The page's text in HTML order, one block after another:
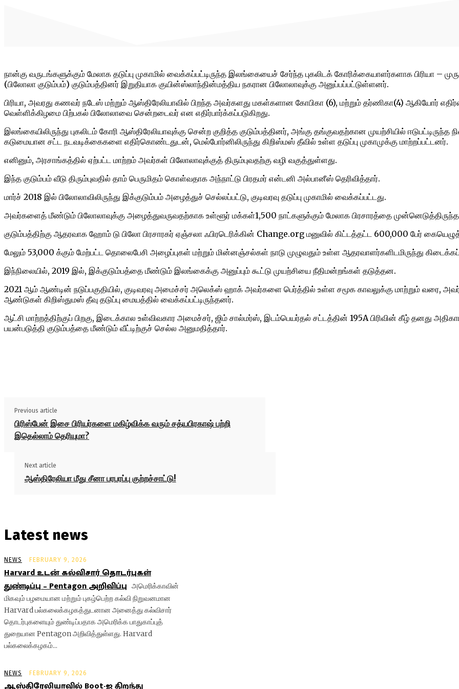
நான்கு வருடங்களுக்கும் மேலாக தடுப்பு முகாமில் வைக்கப்பட்டிருந்த இலங்கையைச் சேர்ந்த புகலிடக் கோரிக்கையாளர்களாக பிரியா –
(பிலோலா குடும்பம்) குடும்பத்தினர் இறுதியாக குயின்ஸ்லாந்தின்மத்திய நகரான பிலோலாவுக்கு அனுப்பப்பட்டுள்ளனர்.
பிரியா, அவரது கணவர் நடேஸ் மற்றும் ஆஸ்திரேலியாவில் பிறந்த அவர்களது மகள்களான கோபிகா (6), மற்றும் தர்ணிகா(4) ஆகியோர்
வெள்ளிக்கிழமை பிற்பகல் பிலோலாவை சென்றடைவர் என எதிர்பார்க்கப்படுகிறது.
இலங்கையிலிருந்து புகலிடம் கோரி ஆஸ்திரேலியாவுக்கு சென்ற குறித்த குடும்பத்தினர், அங்கு தங்குவதற்கான முயற்சியில் ஈடுபட்டிருந்த
கடுமையான சட்ட நடவடிக்கைகளை எதிர்கொண்டதுடன், மெல்போர்னிலிருந்து கிறிஸ்மஸ் தீவில் உள்ள தடுப்பு முகாமுக்கு மாற்றப்பட்டனர்.
எனினும், அரசாங்கத்தில் ஏற்பட்ட மாற்றம் அவர்கள் பிலோலாவுக்குத் திரும்புவதற்கு வழி வகுத்துள்ளது.
இந்த குடும்பம் வீடு திரும்புவதில் தாம் பெருமிதம் கொள்வதாக அந்நாட்டு பிரதமர் என்டனி அல்பானீஸ் தெரிவித்தார்.
மார்ச் 2018 இல் பிலோலாவிலிருந்து இக்குடும்பம் அழைத்துச் செல்லப்பட்டு, குடிவரவு தடுப்பு முகாமில் வைக்கப்பட்டது.
அவர்களைத் மீண்டும் பிலோலாவுக்கு அழைத்துவருவதற்காக உள்ளூர் மக்கள்1,500 நாட்களுக்கும் மேலாக பிரசாரத்தை
குடும்பத்திற்கு ஆதரவாக ஹோம் டு பிலோ பிரசாரகர் ஏஞ்சலா ஃபிரடெரிக்கின் Change.org மனுவில் கிட்டத்தட்ட 600,000 பேர்
மேலும் 53,000 க்கும் மேற்பட்ட தொலைபேசி அழைப்புகள் மற்றும் மின்னஞ்சல்கள் நாடு முழுவதும் உள்ள ஆதரவாளர்களிடமிருந்து
இந்நிலையில், 2019 இல், இக்குடும்பத்தை மீண்டும் இலங்கைக்கு அனுப்பும் கூட்டு முயற்சியை நீதிமன்றங்கள் தடுத்தன.
2021 ஆம் ஆண்டின் நடுப்பகுதியில், குடிவரவு அமைச்சர் அலெக்ஸ் ஹாக் அவர்களை பெர்த்தில் உள்ள சமூக காவலுக்கு மாற்றும் வரை,
ஆண்டுகள் கிறிஸ்துமஸ் தீவு தடுப்பு மையத்தில் வைக்கப்பட்டிருந்தனர்.
ஆட்சி மாற்றத்திற்குப் பிறகு, இடைக்கால உள்விவகார அமைச்சர், ஜிம் சால்மர்ஸ், இடம்பெயர்தல் சட்டத்தின் 195A பிரிவின் கீழ் தனது
பயன்படுத்தி குடும்பத்தை மீண்டும் வீட்டிற்குச் செல்ல அனுமதித்தார்.
Previous article
பிரிஸ்பேன் இசை பிரியர்களை மகிழ்விக்க வரும் சத்யபிரகாஷ் பற்றி
இதெல்லாம் தெரியுமா?
Next article
ஆஸ்திரேலியா மீது சீனா பரபரப்பு குற்றச்சாட்டு!
Latest news
NEWS FEBRUARY 9, 2026
Harvard உடன் கல்விசார் தொடர்புகள்
துண்டிப்பு – Pentagon அறிவிப்பு அமெரிக்காவின்
மிகவும் பழமையான மற்றும் புகழ்பெற்ற கல்வி நிறுவனமான
Harvard பல்கலைக்கழகத்துடனான அனைத்து கல்விசார்
தொடர்புகளையும் துண்டிப்பதாக அமெரிக்க பாதுகாப்புத்
துறையான Pentagon அறிவித்துள்ளது. Harvard
பல்கலைக்கழகம்...
NEWS FEBRUARY 9, 2026
ஆஸ்திரேலியாவில் Boot-ஐ திறந்து